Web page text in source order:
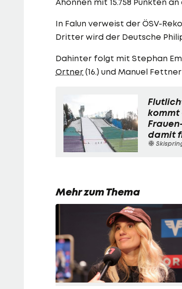
Ahonnen mit 15.758 Punkten
In Falun verweist der ÖSV-
Dritter wird der Deutsche
Dahinter folgt mit Stephan
Ortner (16.) und Manuel
kommt
damit
Mehr zum Thema